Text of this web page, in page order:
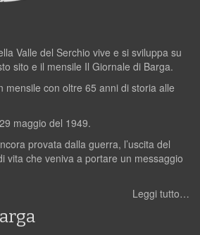
Valle del Serchio vive e si sviluppa su
sito e il mensile Il Giornale di Barga.
mensile con oltre 65 anni di storia alle
maggio del 1949.
provata dalla guerra, l’uscita del
vita che veniva a portare un messaggio
Leggi tutto…